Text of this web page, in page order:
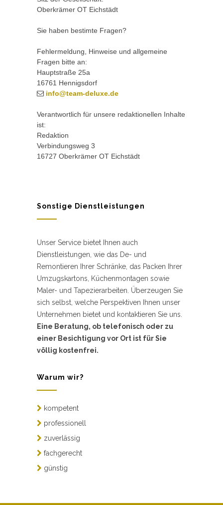
Oberkrämer OT Eichstädt
Sie haben bestimte Fragen?
Fehlermeldung, Hinweise und allgemeine
Fragen bitte an:
Hauptstraße 25a
16761 Hennigsdorf
info@team-deluxe.de
Verantwortlich für unsere redaktionellen Inhalte
ist:
Redaktion
Verbindungsweg 3
16727 Oberkrämer OT Eichstädt
Sonstige Dienstleistungen
Unser Service bietet Ihnen auch
Dienstleistungen, wie das De- und
Remontieren Ihrer Schränke, das Packen Ihrer
Umzugskartons, Küchenmontagen sowie
Maler- und Tapezierarbeiten. Überzeugen Sie
sich selbst, welche Perspektiven Ihnen unser
Unternehmen bietet und kontaktieren Sie uns.
Eine Beratung, ob telefonisch oder zu
einer Besichtigung vor Ort ist für Sie
völlig kostenfrei.
Warum wir?
kompetent
professionell
zuverlässig
fachgerecht
günstig